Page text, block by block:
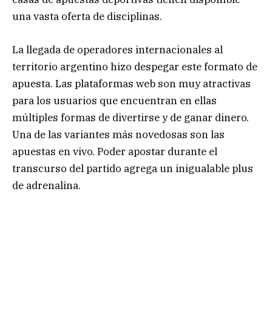
una vasta oferta de disciplinas.
La llegada de operadores internacionales al
territorio argentino hizo despegar este formato de
apuesta. Las plataformas web son muy atractivas
para los usuarios que encuentran en ellas
múltiples formas de divertirse y de ganar dinero.
Una de las variantes más novedosas son las
apuestas en vivo. Poder apostar durante el
transcurso del partido agrega un inigualable plus
de adrenalina.